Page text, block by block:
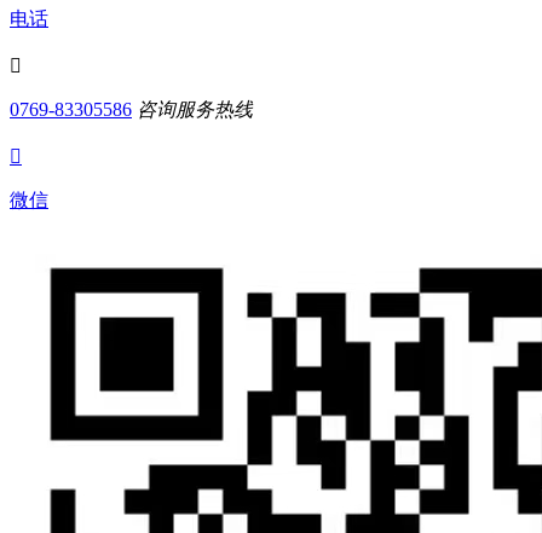
电话

0769-83305586 咨询服务热线

微信